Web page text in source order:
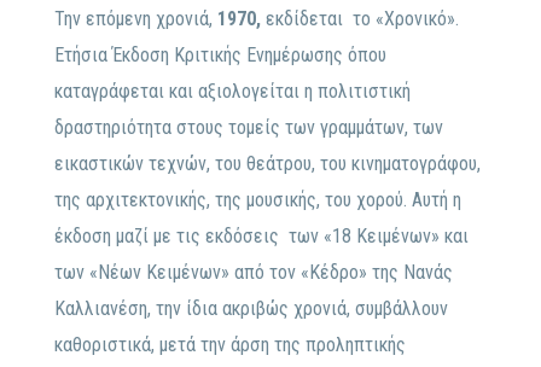
Την επόμενη χρονιά, 1970, εκδίδεται το «Χρονικό».
Ετήσια Έκδοση Κριτικής Ενημέρωσης όπου
καταγράφεται και αξιολογείται η πολιτιστική
δραστηριότητα στους τομείς των γραμμάτων, των
εικαστικών τεχνών, του θεάτρου, του κινηματογράφου,
της αρχιτεκτονικής, της μουσικής, του χορού. Αυτή η
έκδοση μαζί με τις εκδόσεις των «18 Κειμένων» και
των «Νέων Κειμένων» από τον «Κέδρο» της Νανάς
Καλλιανέση, την ίδια ακριβώς χρονιά, συμβάλλουν
καθοριστικά, μετά την άρση της προληπτικής